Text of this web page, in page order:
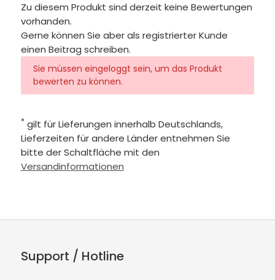
Zu diesem Produkt sind derzeit keine Bewertungen
vorhanden.
Gerne können Sie aber als registrierter Kunde
einen Beitrag schreiben.
Sie müssen eingeloggt sein, um das Produkt
bewerten zu können.
* gilt für Lieferungen innerhalb Deutschlands,
Lieferzeiten für andere Länder entnehmen Sie
bitte der Schaltfläche mit den
Versandinformationen
Support / Hotline